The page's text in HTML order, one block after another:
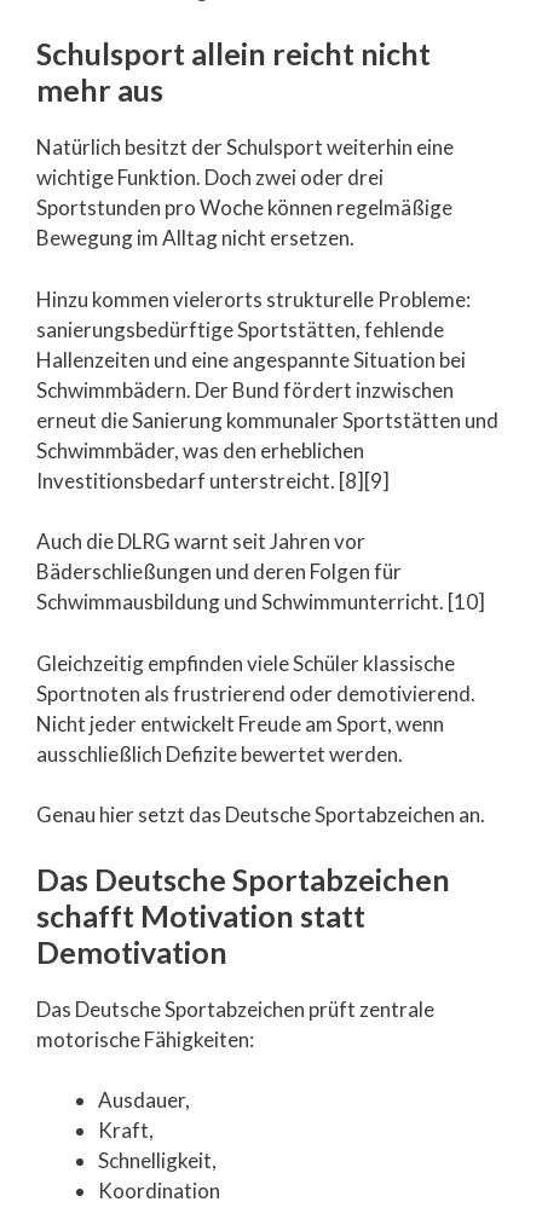
Schulsport allein reicht nicht
mehr aus
Natürlich besitzt der Schulsport weiterhin eine
wichtige Funktion. Doch zwei oder drei
Sportstunden pro Woche können regelmäßige
Bewegung im Alltag nicht ersetzen.
Hinzu kommen vielerorts strukturelle Probleme:
sanierungsbedürftige Sportstätten, fehlende
Hallenzeiten und eine angespannte Situation bei
Schwimmbädern. Der Bund fördert inzwischen
erneut die Sanierung kommunaler Sportstätten und
Schwimmbäder, was den erheblichen
Investitionsbedarf unterstreicht. [8][9]
Auch die DLRG warnt seit Jahren vor
Bäderschließungen und deren Folgen für
Schwimmausbildung und Schwimmunterricht. [10]
Gleichzeitig empfinden viele Schüler klassische
Sportnoten als frustrierend oder demotivierend.
Nicht jeder entwickelt Freude am Sport, wenn
ausschließlich Defizite bewertet werden.
Genau hier setzt das Deutsche Sportabzeichen an.
Das Deutsche Sportabzeichen
schafft Motivation statt
Demotivation
Das Deutsche Sportabzeichen prüft zentrale
motorische Fähigkeiten:
Ausdauer,
Kraft,
Schnelligkeit,
Koordination